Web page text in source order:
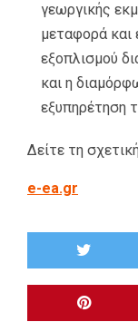
γεωργικής
µεταφορά και
εξοπλισµού
και η
εξυπηρέτηση
Δείτε τη
e-ea.gr